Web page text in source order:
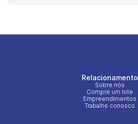
Relacionamento
Sobre nós
Compre um lote
Empreendimentos
Trabalhe conosco